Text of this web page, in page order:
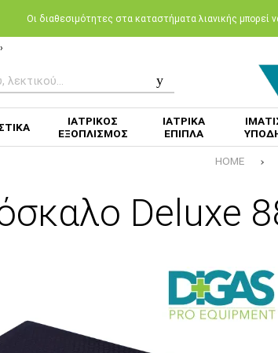
Oι διαθεσιμότητες στα καταστήματα λιανικής
ΙΑΤΡΙΚΟΣ
ΕΞΟΠΛΙΣΜΟΣ
ΙΑΤΡΙΚΑ
ΕΠΙΠΛΑ
HOME
Deluxe